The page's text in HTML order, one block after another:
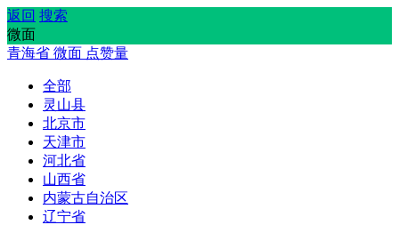
返回 搜索
微面
青海省 微面 点赞量
全部
灵山县
北京市
天津市
河北省
山西省
内蒙古自治区
辽宁省